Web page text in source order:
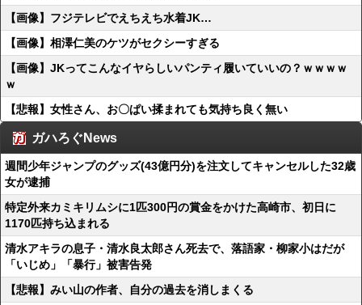
【画像】フジテレビでえちえち水着JK…
【画像】相澤仁美のケツがセクシーすぎる
【画像】JKってこんなイヤらしいパンティ履いていいの？ｗｗｗｗ
ｗ
【悲報】女性さん、お〇ぱい揉まれても気持ち良く無い
ガハろぐNews
週間少年ジャンプのグッズ(43億円分)を注文してキャンセルした32歳
女が逮捕
特定外来カミキリムシに1匹300円の賞金をかけた高崎市、初日に
1170匹持ち込まれる
清水アキラの息子・清水良太郎さん死去で、落語家・柳家小はだが
「いじめ」「暴行」被害告発
【悲報】みい山の作者、自分の過去を消しまくる